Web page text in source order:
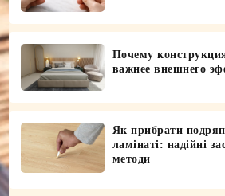
Почему
важнее внешнего
Як прибрати
ламінаті: надійні
методи